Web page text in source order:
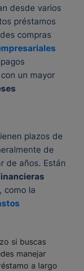
desde varios
préstamos
compras
un mayor
plazos de
de
de años. Están
como la
si buscas
manejar
a largo